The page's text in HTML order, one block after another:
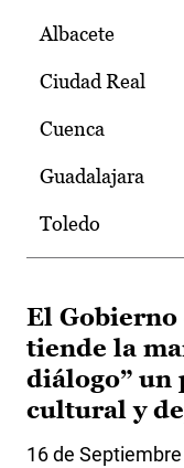
Albacete
Ciudad Real
Cuenca
Guadalajara
Toledo
El Gobierno
tiende la
diálogo” un
cultural y
16 de